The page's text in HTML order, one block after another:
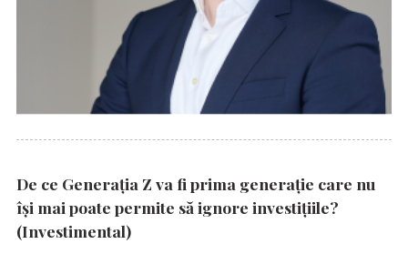
De ce Generația Z va fi prima generație care nu
își mai poate permite să ignore investițiile?
(Investimental)